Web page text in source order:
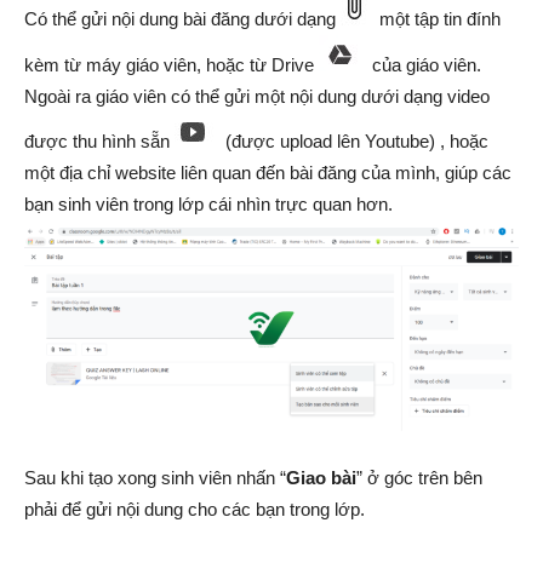
Có thể gửi nội dung bài đăng dưới dạng một tập tin đính
kèm từ máy giáo viên, hoặc từ Drive
của giáo viên.
Ngoài ra giáo viên có thể gửi một nội dung dưới dạng video
được thu hình sẵn
(được upload lên Youtube) , hoặc
một địa chỉ website liên quan đến bài đăng của mình, giúp các
bạn sinh viên trong lớp cái nhìn trực quan hơn.
Sau khi tạo xong sinh viên nhấn “Giao bài” ở góc trên bên
phải để gửi nội dung cho các bạn trong lớp.